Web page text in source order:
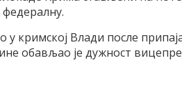
у кримској Влади после
обављао је дужност